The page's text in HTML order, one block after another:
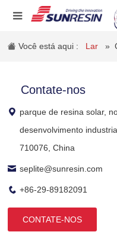
INDÚSTRIA
NOTÍCIAS
Você está aqui : Lar »
Contate-nos
parque de resina solar,
desenvolvimento
710076, China
seplite@sunresin.com
+86-29-89182091
CONTATE-NOS